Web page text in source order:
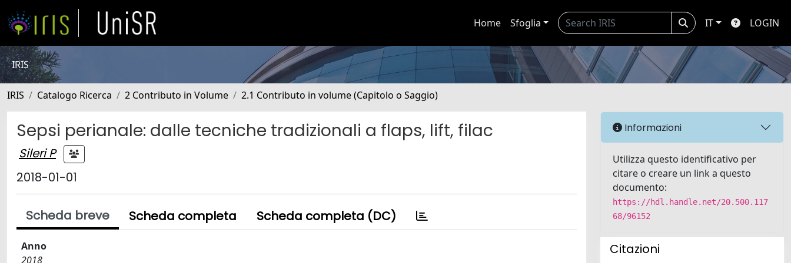
Home Sfoglia IT LOGIN
IRIS
IRIS Catalogo Ricerca 2 Contributo in Volume 2.1 Contributo in volume (Capitolo o Saggio)
Sepsi perianale: dalle tecniche tradizionali a flaps, lift, filac
Sileri P
2018-01-01
Scheda breve Scheda completa Scheda completa (DC)
Anno
2018
Informazioni
Utilizza questo identificativo per
citare o creare un link a questo
documento:
https://hdl.handle.net/20.500.117
68/96152
Citazioni